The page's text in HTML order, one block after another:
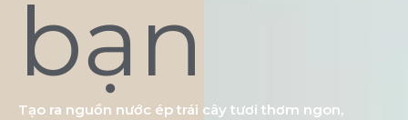
bạn
Tạo ra nguồn nước ép trái cây tươi thơm ngon,